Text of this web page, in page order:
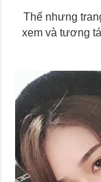
Thế nhưng
xem và tương